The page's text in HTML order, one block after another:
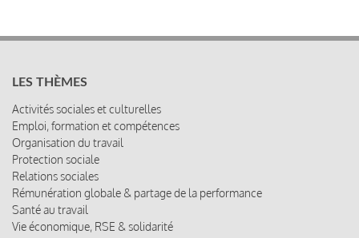
LES THÈMES
Activités sociales et culturelles
Emploi, formation et compétences
Organisation du travail
Protection sociale
Relations sociales
Rémunération globale & partage de la performance
Santé au travail
Vie économique, RSE & solidarité